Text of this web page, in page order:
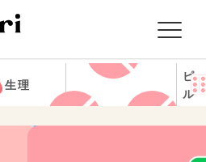
生理
ピ
ル